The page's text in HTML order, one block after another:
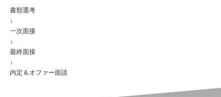
書類選考
↓
一次面接
↓
最終面接
↓
内定＆オファー面談